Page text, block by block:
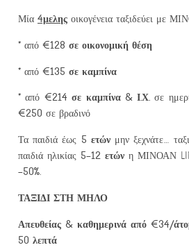
Μία 4μελης οικογένεια ταξιδεύει με
* από €128 σε οικονομική θέση
* από €135 σε καμπίνα
* από €214σε καμπίνα & Ι.Χ.σε
€250 σε βραδινό
Τα παιδιά έως 5 ετώνμην ξεχνάτε…
παιδιά ηλικίας 5-12 ετών η ΜΙΝΟΑΝ
-50%.
ΤΑΞΙΔΙ ΣΤΗ ΜΗΛΟ
Απευθείας & καθημερινά από€34/
50 λεπτά